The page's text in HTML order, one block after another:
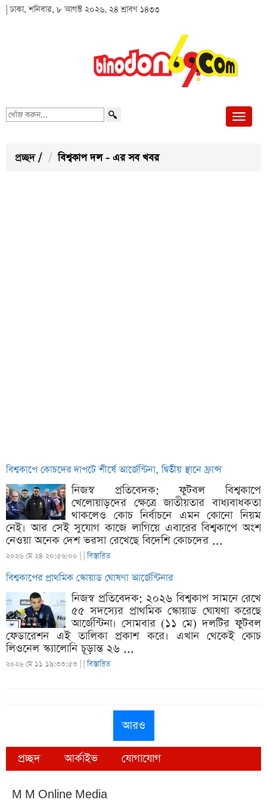
| ঢাকা, শনিবার, ৮ আগস্ট ২০২৬, ২৪ শ্রাবণ ১৪৩৩
খোঁজ
প্রচ্ছদ / বিশ্বকাপ দল - এর সব খবর
বিশ্বকাপে কোচদের দাপটে শীর্ষে আর্জেন্টিনা, দ্বিতীয় স্থানে ফ্রান্স
নিজস্ব প্রতিবেদক: ফুটবল বিশ্বকাপে
খেলোয়াড়দের ক্ষেত্রে জাতীয়তার বাধ্যবাধকতা
থাকলেও কোচ নির্বাচনে এমন কোনো নিয়ম
নেই। আর সেই সুযোগ কাজে লাগিয়ে এবারের বিশ্বকাপে অংশ
নেওয়া অনেক দেশ ভরসা রেখেছে বিদেশি কোচদের ...
২০২৬ মে ২৪ ২০:৫৬:০০ | |বিস্তারিত
বিশ্বকাপের প্রাথমিক স্কোয়াড ঘোষণা আর্জেন্টিনার
নিজস্ব প্রতিবেদক: ২০২৬ বিশ্বকাপ সামনে রেখে
৫৫ সদস্যের প্রাথমিক স্কোয়াড ঘোষণা করেছে
আর্জেন্টিনা। সোমবার (১১ মে) দলটির ফুটবল
ফেডারেশন এই তালিকা প্রকাশ করে। এখান থেকেই কোচ
লিওনেল স্ক্যালোনি চূড়ান্ত ২৬ ...
২০২৬ মে ১১ ১৯:৩৩:৫৩ | |বিস্তারিত
আরও
প্রচ্ছদ আর্কাইভ যোগাযোগ
M M Online Media